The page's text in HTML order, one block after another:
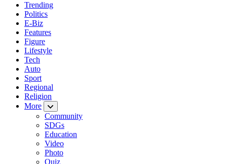
Trending
Politics
E-Biz
Features
Figure
Lifestyle
Tech
Auto
Sport
Regional
Religion
More
Community
SDGs
Education
Video
Photo
Quiz